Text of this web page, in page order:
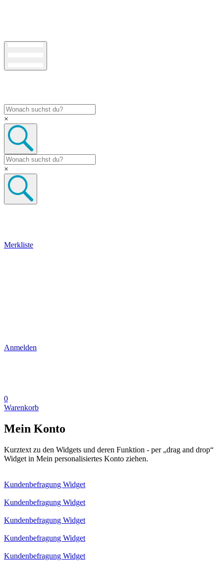
×
×
Merkliste
Anmelden
0
Warenkorb
Mein Konto
Kurztext zu den Widgets und deren Funktion - per „drag and drop“
Widget in Mein personalisiertes Konto ziehen.
Kundenbefragung Widget
Kundenbefragung Widget
Kundenbefragung Widget
Kundenbefragung Widget
Kundenbefragung Widget